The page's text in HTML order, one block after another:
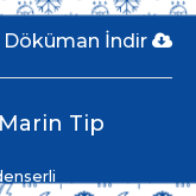
Döküman İndir
Tip